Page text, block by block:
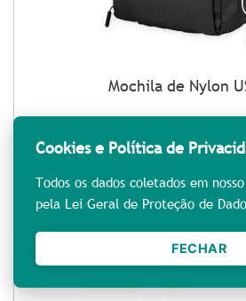
Mochila de Nylon
Ver detalhes
Cookies e Política de
Todos os dados coletados em
pela Lei Geral de Proteção de
FECHAR